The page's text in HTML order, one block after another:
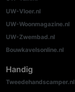
UW-Vloer.nl
UW-Woonmagazine.nl
UW-Zwembad.nl
Bouwkavelsonline.nl
Handig
Tweedehandscamper.nl